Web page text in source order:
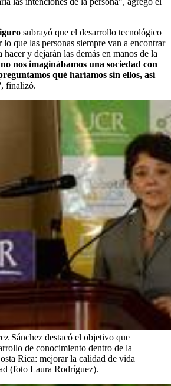
subrayó que el desarrollo tecnológico
lo que las personas siempre van a encontrar
hacer y dejarán las demás en manos de la
nos imaginábamos una sociedad con
qué haríamos sin ellos, así
, finalizó.
Sánchez destacó el objetivo que
de conocimiento dentro de la
Rica: mejorar la calidad de vida
(foto Laura Rodríguez).